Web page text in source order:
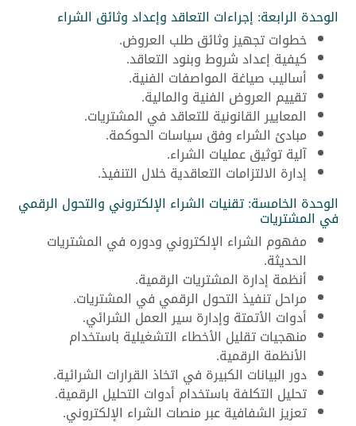
الوحدة الرابعة: إجراءات التعاقد وإعداد وثائق الشراء
خطوات تجهيز وثائق طلب العروض.
كيفية إعداد شروط وبنود التعاقد.
أساليب صياغة المواصفات الفنية.
تقييم العروض الفنية والمالية.
المعايير القانونية للتعاقد في المشتريات.
مبادئ الشراء وفق سياسات الحوكمة.
آلية توثيق عمليات الشراء.
إدارة الالتزامات التعاقدية خلال التنفيذ.
الوحدة الخامسة: تقنيات الشراء الإلكتروني والتحول الرقمي
في المشتريات
مفهوم الشراء الإلكتروني ودوره في المشتريات
الحديثة.
أنظمة إدارة المشتريات الرقمية.
مراحل تنفيذ التحول الرقمي في المشتريات.
أدوات الأتمتة وإدارة سير العمل الشرائي.
منهجيات تقليل الأخطاء التشغيلية باستخدام
الأنظمة الرقمية.
دور البيانات الكبيرة في اتخاذ القرارات الشرائية.
تحليل التكلفة باستخدام أدوات التحليل الرقمية.
تعزيز الشفافية عبر منصات الشراء الإلكتروني.